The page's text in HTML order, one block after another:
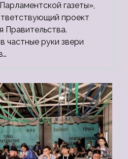
газеты»,
проект
Правительства.
частные руки звери